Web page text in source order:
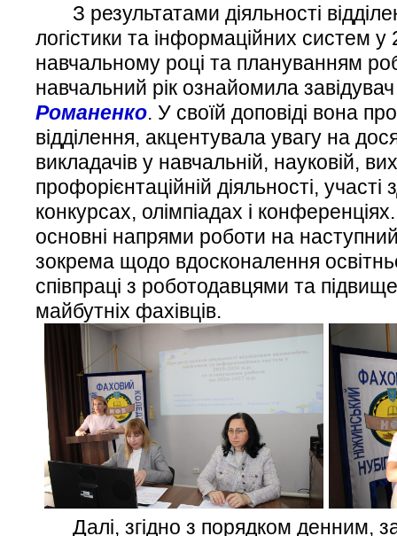
З результатами діяльності
логістики та інформаційних систем
навчальному році та плануванням
навчальний рік ознайомила
Романенко. У своїй доповіді вона
відділення, акцентувала увагу на
викладачів у навчальній, науковій,
профорієнтаційній діяльності, участі
конкурсах, олімпіадах і
основні напрями роботи на
зокрема щодо вдосконалення
співпраці з роботодавцями та
майбутніх фахівців.
Далі, згідно з порядком денним,